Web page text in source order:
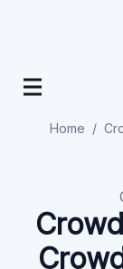
Home